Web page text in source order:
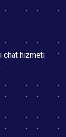
chat hizmeti